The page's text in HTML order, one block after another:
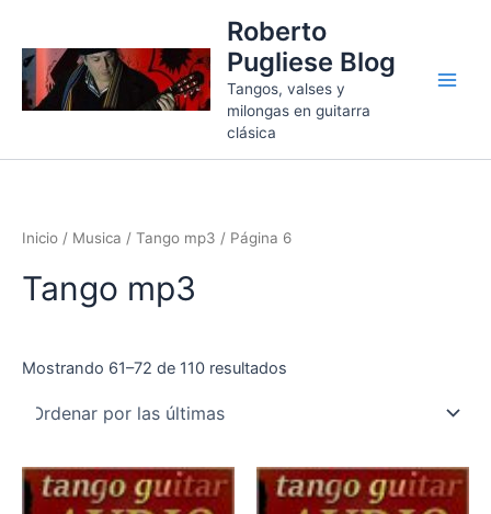
contenido
Roberto
Pugliese Blog
Tangos, valses y
milongas en guitarra
clásica
Inicio / Musica / Tango mp3 / Página 6
Tango mp3
Mostrando 61–72 de 110 resultados
por
más
recientes